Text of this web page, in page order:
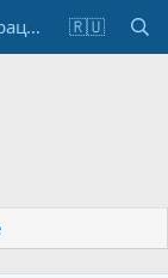
Регистрация 🇷🇺